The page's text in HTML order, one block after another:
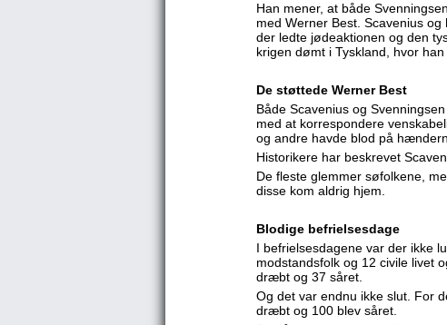
Han mener, at både
med Werner Best. Scavenius
der ledte jødeaktionen og den
krigen dømt i Tyskland, hvor
De støttede Werner Best
Både Scavenius og
med at korrespondere
og andre havde blod på
Historikere har beskrevet
De fleste glemmer søfolkene,
disse kom aldrig hjem.
Blodige befrielsesdage
I befrielsesdagene var der ikke
modstandsfolk og 12 civile livet
dræbt og 37 såret.
Og det var endnu ikke slut. For
dræbt og 100 blev såret.